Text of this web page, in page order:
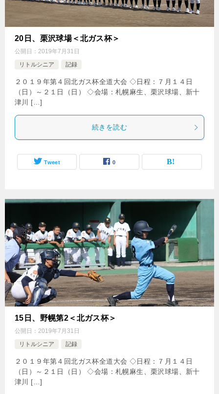
20日、栗沢球場＜北ガス杯＞
公開日： 2019年7月31日
リトルシニア
記録
２０１９年第４回北ガス杯全道大会 ◇日程：７月１４日
（日）～２１日（日） ◇会場：札幌麻生、栗沢球場、新十
津川 […]
続きを読む
Tweet 0
15日、野幌第2＜北ガス杯＞
公開日： 2019年7月31日
リトルシニア
記録
２０１９年第４回北ガス杯全道大会 ◇日程：７月１４日
（日）～２１日（日） ◇会場：札幌麻生、栗沢球場、新十
津川 […]